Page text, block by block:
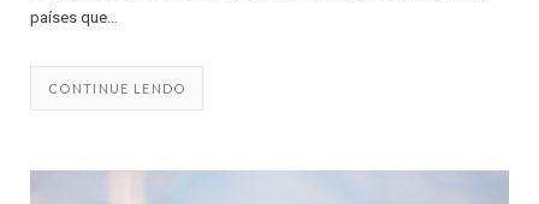
países que…
CONTINUE LENDO